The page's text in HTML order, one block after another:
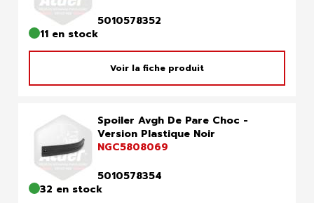
5010578352
11 en stock
Voir la fiche produit
Spoiler Avgh De Pare Choc -
Version Plastique Noir
NGC5808069
5010578354
32 en stock